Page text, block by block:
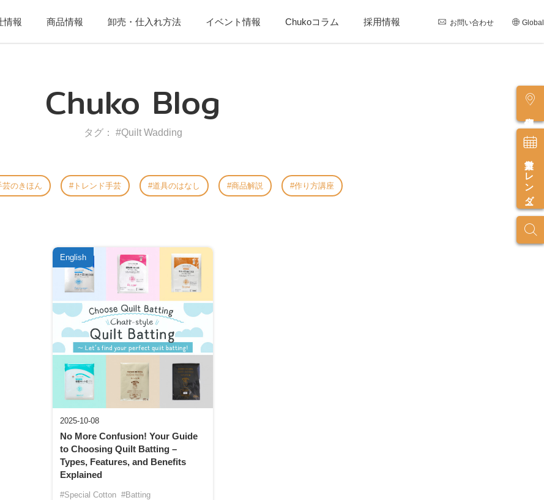
情報 商品情報 卸売・仕入れ方法 イベント情報 Chukoコラム 採用情報 お問い合わせ Global
営業カレンダー
Chuko Blog
タグ： #Quilt Wadding
芸のきほん トレンド手芸 道具のはなし 商品解説 作り方講座
2025-10-08
No More Confusion! Your Guide
to Choosing Quilt Batting –
Types, Features, and Benefits
Explained
#Special Cotton #Batting
English